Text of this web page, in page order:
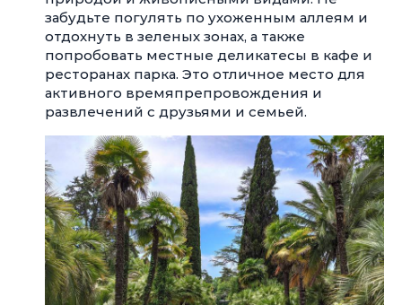
забудьте погулять по ухоженным аллеям и
отдохнуть в зеленых зонах, а также
попробовать местные деликатесы в кафе и
ресторанах парка. Это отличное место для
активного времяпрепровождения и
развлечений с друзьями и семьей.